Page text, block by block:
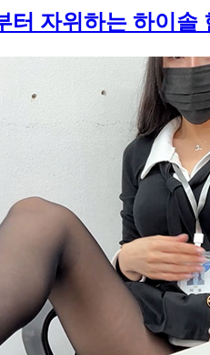
터 자위하는 하이